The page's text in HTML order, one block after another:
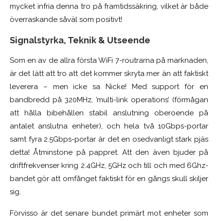
mycket infria denna tro på framtidssäkring, vilket är både
överraskande såväl som positivt!
Signalstyrka, Teknik & Utseende
Som en av de allra första WiFi 7-routrarna på marknaden,
är det lätt att tro att det kommer skryta mer än att faktiskt
leverera – men icke sa Nicke! Med support för en
bandbredd på 320MHz, ’multi-link operations’ (förmågan
att hålla bibehållen stabil anslutning oberoende på
antalet anslutna enheter), och hela två 10Gbps-portar
samt fyra 2.5Gbps-portar är det en osedvanligt stark pjäs
detta! Åtminstone på pappret. Att den även bjuder på
driftfrekvenser kring 2.4GHz, 5GHz och till och med 6Ghz-
bandet gör att omfånget faktiskt för en gångs skull skiljer
sig.
Förvisso är det senare bundet primärt mot enheter som